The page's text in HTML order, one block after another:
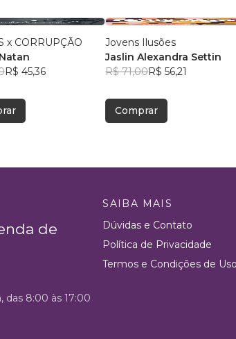
HERÓIS x CORRUPÇÃO
R$ 45,36
Jovens Ilusões
Jaslin Alexandra Settin
R$ 71,00R$ 56,21
Comprar
de
SAIBA MAIS
Dúvidas e Contato
Política de Privacidade
Termos e Condições de Uso
das 8:00 às 17:00